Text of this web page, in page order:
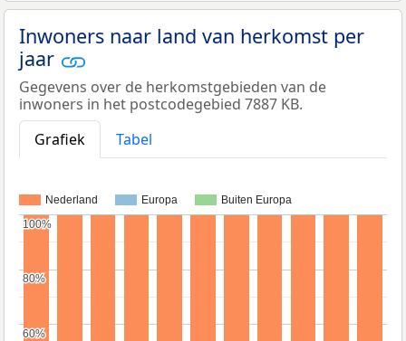
Inwoners naar land van herkomst per
jaar
Gegevens over de herkomstgebieden van de
inwoners in het postcodegebied 7887 KB.
Grafiek
Tabel
Nederland Europa Buiten Europa
60%
60%
80%
80%
100%
100%